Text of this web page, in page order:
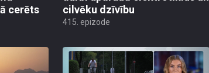
cerēts
cilvēku dzīvību
415. epizode